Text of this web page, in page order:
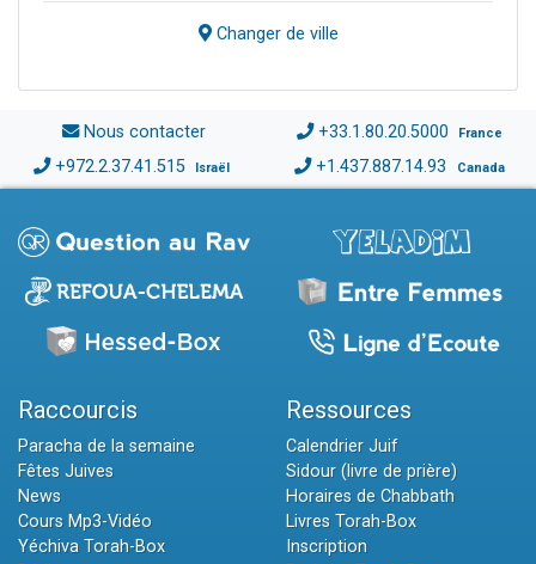
Changer de ville
Nous contacter +33.1.80.20.5000 France
+972.2.37.41.515 Israël +1.437.887.14.93 Canada
Raccourcis
Paracha de la semaine
Fêtes Juives
News
Cours Mp3-Vidéo
Yéchiva Torah-Box
Ressources
Calendrier Juif
Sidour (livre de prière)
Horaires de Chabbath
Livres Torah-Box
Inscription